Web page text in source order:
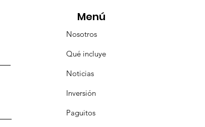
Menú
Nosotros
Qué incluye
Noticias
Inversión
Paguitos